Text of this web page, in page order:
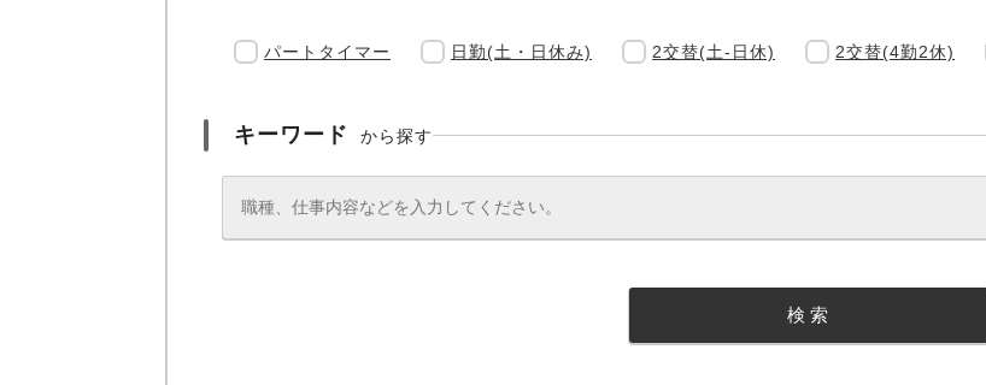
パートタイマー 日勤(土・日休み) 2交替(土-日休) 2交替(4勤2休)
キーワード から探す